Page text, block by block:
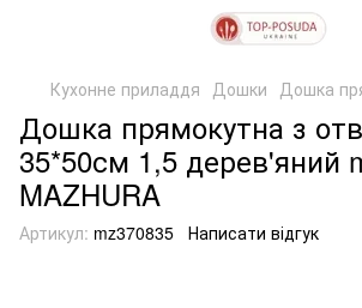
Кухонне приладдя Дошки Дошка
Дошка прямокутна з
35*50см 1,5 дерев'яний
MAZHURA
Артикул: mz370835 Написати відгук